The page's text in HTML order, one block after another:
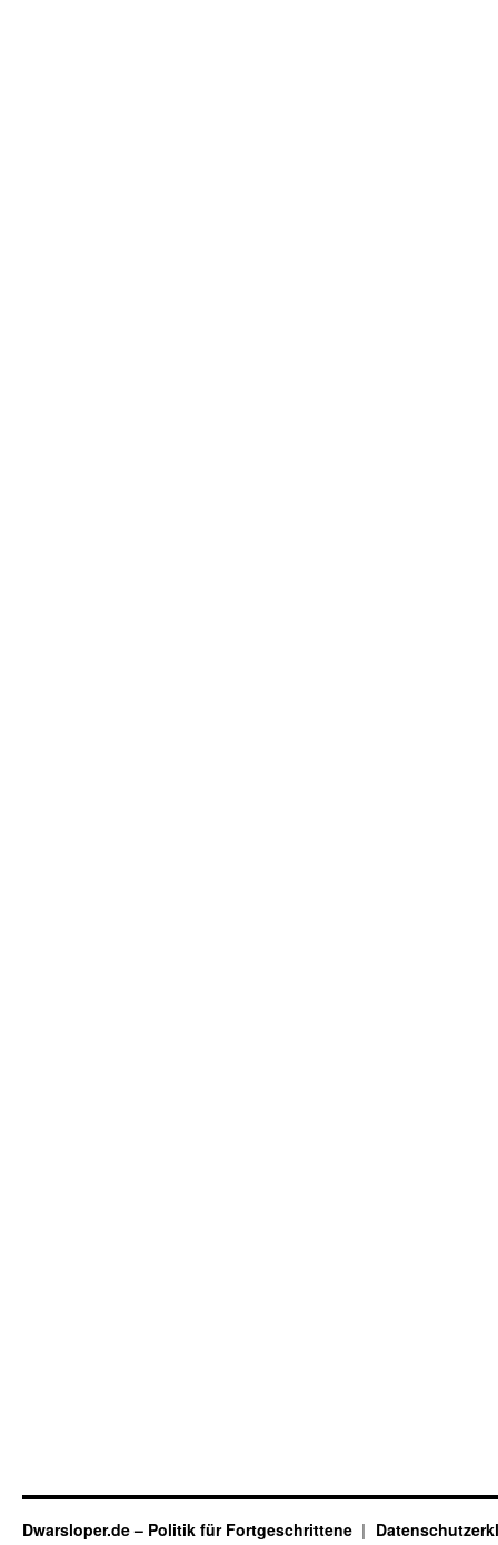
Dwarsloper.de – Politik für Fortgeschrittene